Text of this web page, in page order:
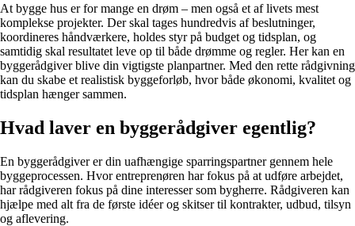
At bygge hus er for mange en drøm – men også et af livets mest
komplekse projekter. Der skal tages hundredvis af beslutninger,
koordineres håndværkere, holdes styr på budget og tidsplan, og
samtidig skal resultatet leve op til både drømme og regler. Her kan en
byggerådgiver blive din vigtigste planpartner. Med den rette rådgivning
kan du skabe et realistisk byggeforløb, hvor både økonomi, kvalitet og
tidsplan hænger sammen.
Hvad laver en byggerådgiver egentlig?
En byggerådgiver er din uafhængige sparringspartner gennem hele
byggeprocessen. Hvor entreprenøren har fokus på at udføre arbejdet,
har rådgiveren fokus på dine interesser som bygherre. Rådgiveren kan
hjælpe med alt fra de første idéer og skitser til kontrakter, udbud, tilsyn
og aflevering.